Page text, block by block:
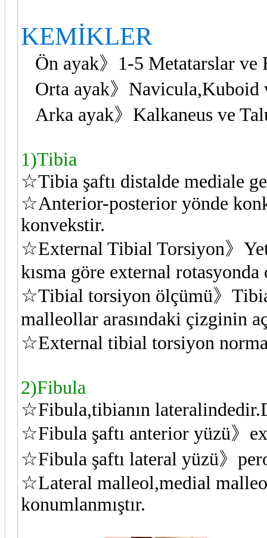
KEMİKLER
Ön ayak》1-5 Metatarslar ve
Orta ayak》
Arka ayak》Kalkaneus ve
1)Tibia
☆Tibia şaftı distalde mediale
☆Anterior-posterior yönde
konvekstir.
☆External Tibial Torsiyon》
kısma göre external rotasyonda
☆Tibial torsiyon ölçümü》
malleollar arasındaki çizginin
☆External tibial torsiyon
2)Fibula
☆Fibula,tibianın
☆Fibula şaftı anterior yüzü》
☆Fibula şaftı lateral yüzü》
☆Lateral malleol,medial
konumlanmıştır.